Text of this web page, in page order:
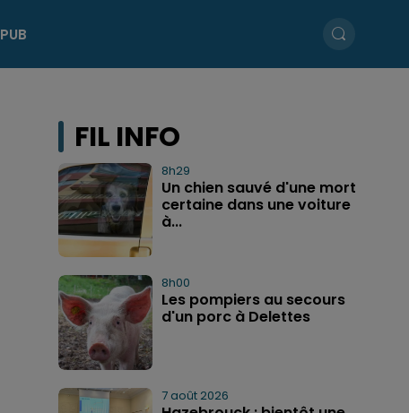
PUB
FIL INFO
8h29
Un chien sauvé d'une mort
certaine dans une voiture
à...
8h00
Les pompiers au secours
d'un porc à Delettes
7 août 2026